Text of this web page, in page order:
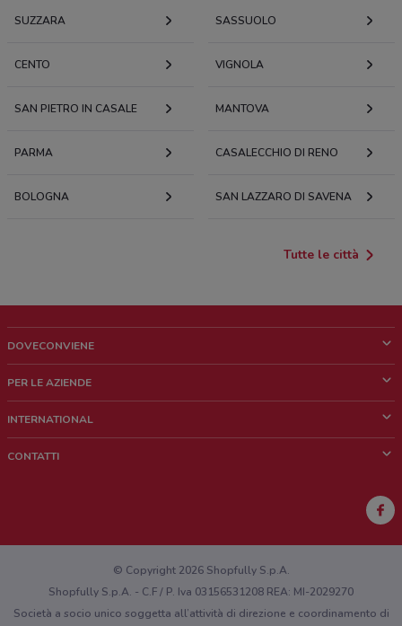
SUZZARA SASSUOLO
CENTO VIGNOLA
SAN PIETRO IN CASALE MANTOVA
PARMA CASALECCHIO DI RENO
BOLOGNA SAN LAZZARO DI SAVENA
Tutte le città
DOVECONVIENE
Chi siamo
Lavora con noi
PER LE AZIENDE
Richieste commerciali e marketing
INTERNATIONAL
CONTATTI
Hai un malfunzionamento sul web o sull'app?
© Copyright 2026 Shopfully S.p.A.
Shopfully S.p.A. - C.F / P. Iva 03156531208 REA: MI-2029270
Società a socio unico soggetta all’attività di direzione e coordinamento di